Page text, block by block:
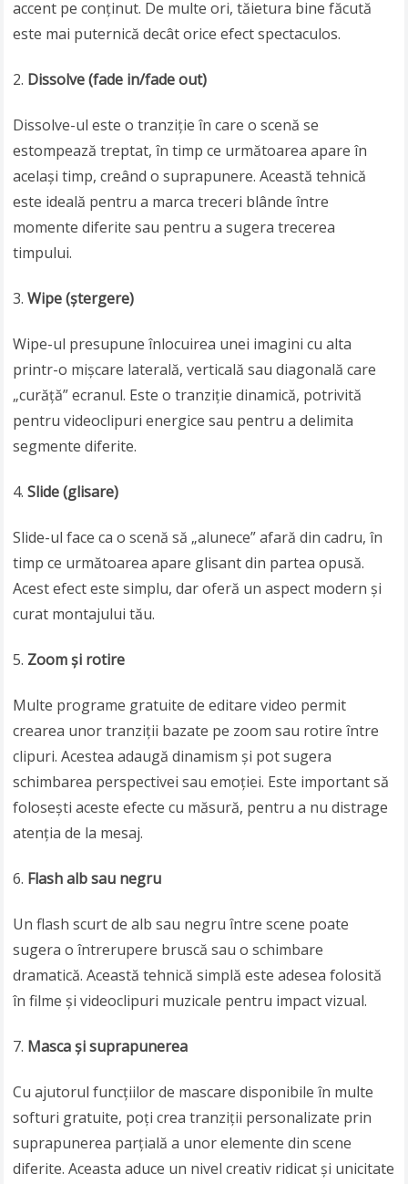
accent pe conținut. De multe ori, tăietura bine făcută
este mai puternică decât orice efect spectaculos.
Dissolve (fade in/fade out)
Dissolve-ul este o tranziție în care o scenă se
estompează treptat, în timp ce următoarea apare în
același timp, creând o suprapunere. Această tehnică
este ideală pentru a marca treceri blânde între
momente diferite sau pentru a sugera trecerea
timpului.
Wipe (ștergere)
Wipe-ul presupune înlocuirea unei imagini cu alta
printr-o mișcare laterală, verticală sau diagonală care
„curăță” ecranul. Este o tranziție dinamică, potrivită
pentru videoclipuri energice sau pentru a delimita
segmente diferite.
Slide (glisare)
Slide-ul face ca o scenă să „alunece” afară din cadru, în
timp ce următoarea apare glisant din partea opusă.
Acest efect este simplu, dar oferă un aspect modern și
curat montajului tău.
Zoom și rotire
Multe programe gratuite de editare video permit
crearea unor tranziții bazate pe zoom sau rotire între
clipuri. Acestea adaugă dinamism și pot sugera
schimbarea perspectivei sau emoției. Este important să
folosești aceste efecte cu măsură, pentru a nu distrage
atenția de la mesaj.
Flash alb sau negru
Un flash scurt de alb sau negru între scene poate
sugera o întrerupere bruscă sau o schimbare
dramatică. Această tehnică simplă este adesea folosită
în filme și videoclipuri muzicale pentru impact vizual.
Masca și suprapunerea
Cu ajutorul funcțiilor de mascare disponibile în multe
softuri gratuite, poți crea tranziții personalizate prin
suprapunerea parțială a unor elemente din scene
diferite. Aceasta aduce un nivel creativ ridicat și unicitate